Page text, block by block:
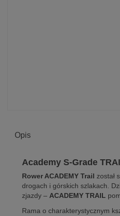
Opis
Academy S-Grade
Rower ACADEMY Trail został
drogach i górskich szlakach.
zjazdy – ACADEMY TRAIL
Rama o charakterystycznym